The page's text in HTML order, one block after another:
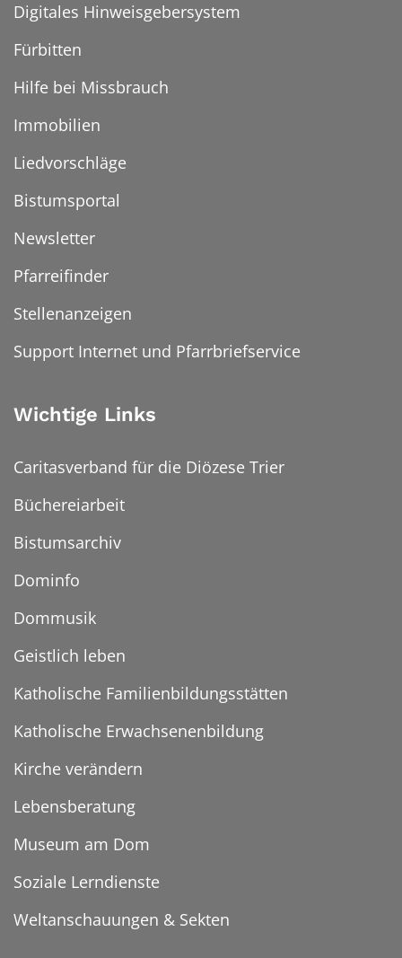
Digitales Hinweisgebersystem
Fürbitten
Hilfe bei Missbrauch
Immobilien
Liedvorschläge
Bistumsportal
Newsletter
Pfarreifinder
Stellenanzeigen
Support Internet und Pfarrbriefservice
Wichtige Links
Caritasverband für die Diözese Trier
Büchereiarbeit
Bistumsarchiv
Dominfo
Dommusik
Geistlich leben
Katholische Familienbildungsstätten
Katholische Erwachsenenbildung
Kirche verändern
Lebensberatung
Museum am Dom
Soziale Lerndienste
Weltanschauungen & Sekten